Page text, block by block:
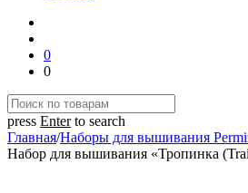
0
0
press Enterto search
Главная/Наборы для вышивания
Набор для вышивания «Тропинка